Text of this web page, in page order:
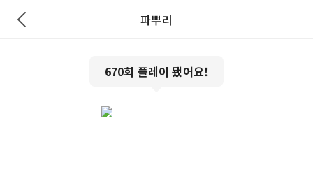
파뿌리
670회 플레이 됐어요!